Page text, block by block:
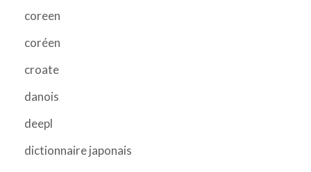
coreen
coréen
croate
danois
deepl
dictionnaire japonais